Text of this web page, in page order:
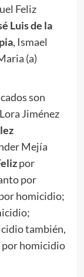
Feliz
Luis de la
, Ismael
(a)
son
Jiménez
Mejía
por
por
homicidio;
también,
por homicidio